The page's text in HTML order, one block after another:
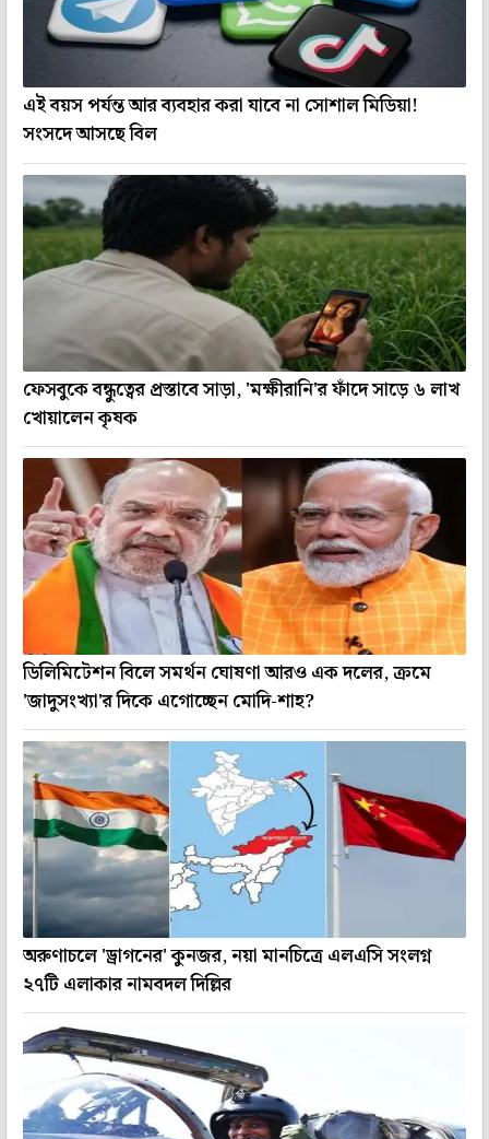
এই বয়স পর্যন্ত আর ব্যবহার করা যাবে না সোশাল মিডিয়া!
সংসদে আসছে বিল
ফেসবুকে বন্ধুত্বের প্রস্তাবে সাড়া, 'মক্ষীরানি'র ফাঁদে সাড়ে ৬ লাখ
খোয়ালেন কৃষক
ডিলিমিটেশন বিলে সমর্থন ঘোষণা আরও এক দলের, ক্রমে
'জাদুসংখ্যা'র দিকে এগোচ্ছেন মোদি-শাহ?
অরুণাচলে 'ড্রাগনের' কুনজর, নয়া মানচিত্রে এলএসি সংলগ্ন
২৭টি এলাকার নামবদল দিল্লির